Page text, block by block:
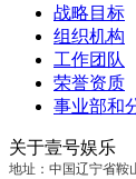
战略目标
组织机构
工作团队
荣誉资质
事业部和
关于壹号娱乐
地址：中国辽宁省鞍